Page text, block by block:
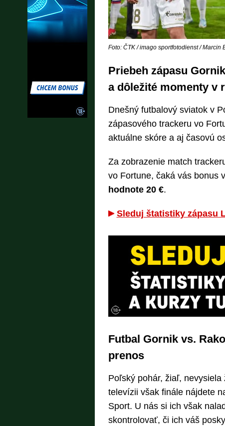
Foto: ČTK / imago sportfotodienst / Marcin
Priebeh zápasu
a dôležité momenty v
Dnešný futbalový sviatok v
zápasového trackeru vo
aktuálne skóre a aj časovú
Za zobrazenie match
vo Fortune, čaká vás bonus
hodnote 20 €.
Sleduj štatistiky zápasu
Futbal Gornik vs.
prenos
Poľský pohár, žiaľ,
televízii však finále nájdete
Sport. U nás si ich však
skontrolovať, či ich váš